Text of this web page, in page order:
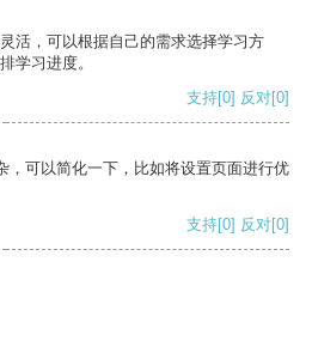
活，可以根据自己的需求选择学习方
学习进度。
支持[0] 反对[0]
，可以简化一下，比如将设置页面进行优
支持[0] 反对[0]